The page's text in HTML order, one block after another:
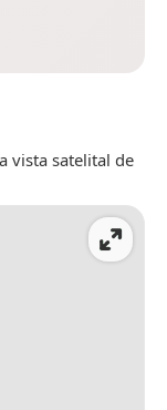
vista satelital de